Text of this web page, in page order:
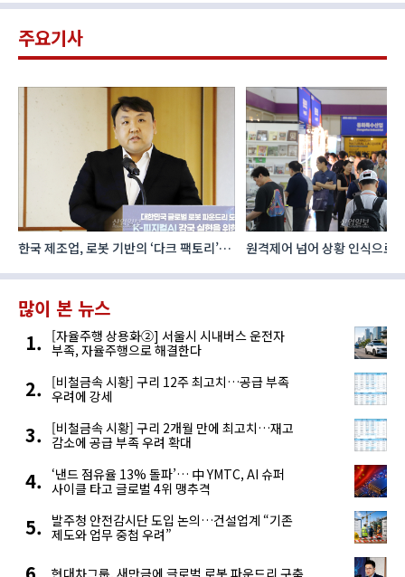
주요기사
한국 제조업, 로봇 기반의 ‘다크 팩토리’로
원격제어 넘어 상황 인식으로,
많이 본 뉴스
[자율주행 상용화②] 서울시 시내버스 운전자
부족, 자율주행으로 해결한다
[비철금속 시황] 구리 12주 최고치…공급 부족
우려에 강세
[비철금속 시황] 구리 2개월 만에 최고치…재고
감소에 공급 부족 우려 확대
‘낸드 점유율 13% 돌파’… 中 YMTC, AI 슈퍼
사이클 타고 글로벌 4위 맹추격
발주청 안전감시단 도입 논의…건설업계 “기존
제도와 업무 중첩 우려”
현대차그룹, 새만금에 글로벌 로봇 파운드리 구축